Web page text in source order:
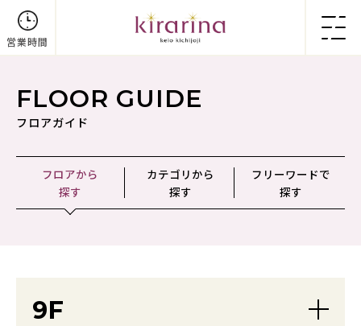
営業時間
FLOOR GUIDE
フロアガイド
フロアから
探す
カテゴリから
探す
フリーワードで
探す
9F